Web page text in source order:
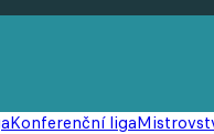
Konferenční liga